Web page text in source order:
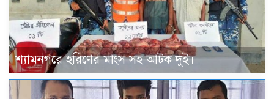
শ্যামনগরে হরিণের মাংস সহ আটক দুই।